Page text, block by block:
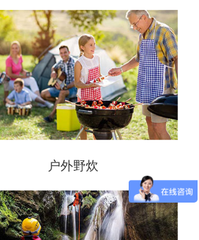
户外野炊